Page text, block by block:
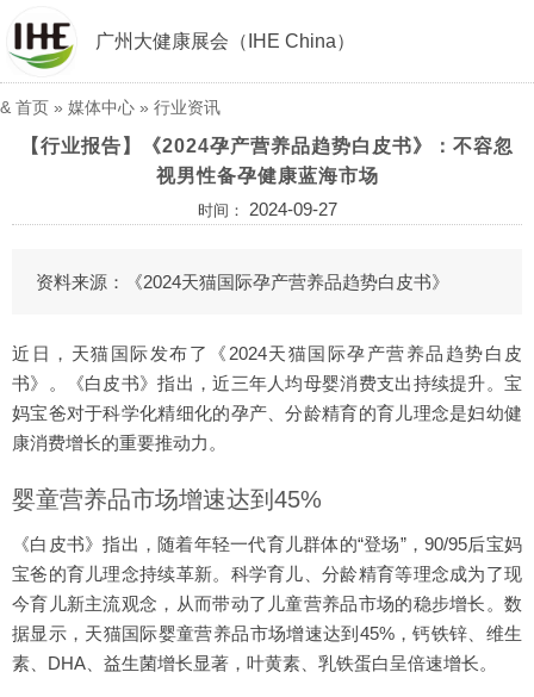
广州大健康展会（IHE China）
& 首页 » 媒体中心 » 行业资讯
【行业报告】《2024孕产营养品趋势白皮书》：不容忽
视男性备孕健康蓝海市场
时间： 2024-09-27
资料来源：《2024天猫国际孕产营养品趋势白皮书》
近日，天猫国际发布了《2024天猫国际孕产营养品趋势白皮
书》。《白皮书》指出，近三年人均母婴消费支出持续提升。宝
妈宝爸对于科学化精细化的孕产、分龄精育的育儿理念是妇幼健
康消费增长的重要推动力。
婴童营养品市场增速达到45%
《白皮书》指出，随着年轻一代育儿群体的“登场”，90/95后宝妈
宝爸的育儿理念持续革新。科学育儿、分龄精育等理念成为了现
今育儿新主流观念，从而带动了儿童营养品市场的稳步增长。数
据显示，天猫国际婴童营养品市场增速达到45%，钙铁锌、维生
素、DHA、益生菌增长显著，叶黄素、乳铁蛋白呈倍速增长。